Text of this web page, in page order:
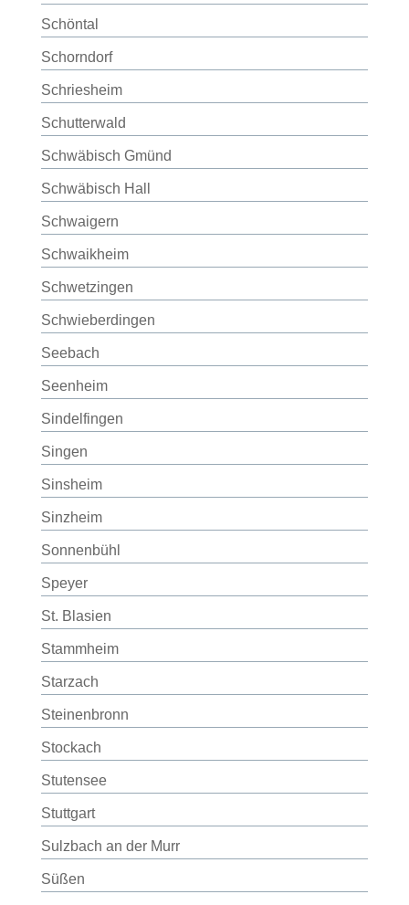
Schöntal
Schorndorf
Schriesheim
Schutterwald
Schwäbisch Gmünd
Schwäbisch Hall
Schwaigern
Schwaikheim
Schwetzingen
Schwieberdingen
Seebach
Seenheim
Sindelfingen
Singen
Sinsheim
Sinzheim
Sonnenbühl
Speyer
St. Blasien
Stammheim
Starzach
Steinenbronn
Stockach
Stutensee
Stuttgart
Sulzbach an der Murr
Süßen